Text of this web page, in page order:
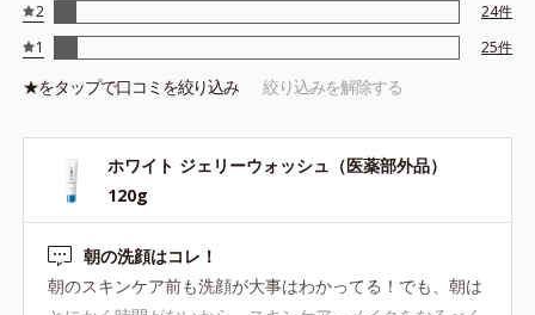
2
24件
1
25件
★をタップで口コミを絞り込み 絞り込みを解除する
ホワイト ジェリーウォッシュ（医薬部外品）
120g
朝の洗顔はコレ！
朝のスキンケア前も洗顔が大事はわかってる！でも、朝は